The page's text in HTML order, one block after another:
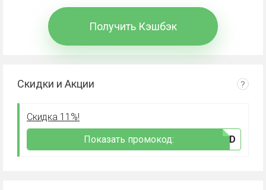
Получить Кэшбэк
Скидки и Акции ?
Скидка 11%!
***TAD
Показать промокод: